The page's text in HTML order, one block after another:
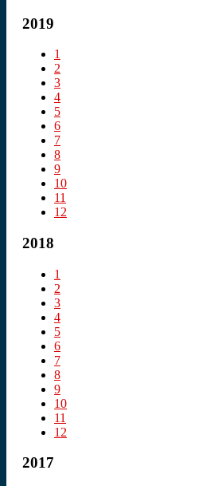
2019
1
2
3
4
5
6
7
8
9
10
11
12
2018
1
2
3
4
5
6
7
8
9
10
11
12
2017